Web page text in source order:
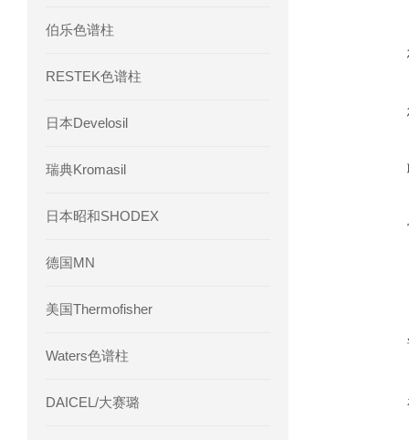
伯乐色谱柱
RESTEK色谱柱
日本Develosil
瑞典Kromasil
日本昭和SHODEX
德国MN
美国Thermofisher
Waters色谱柱
DAICEL/大赛璐